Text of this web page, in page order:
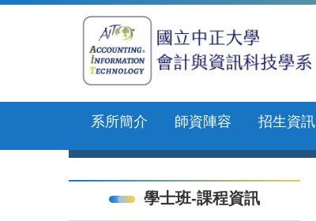
系所簡介 師資陣容 招生資訊
學士班-課程資訊